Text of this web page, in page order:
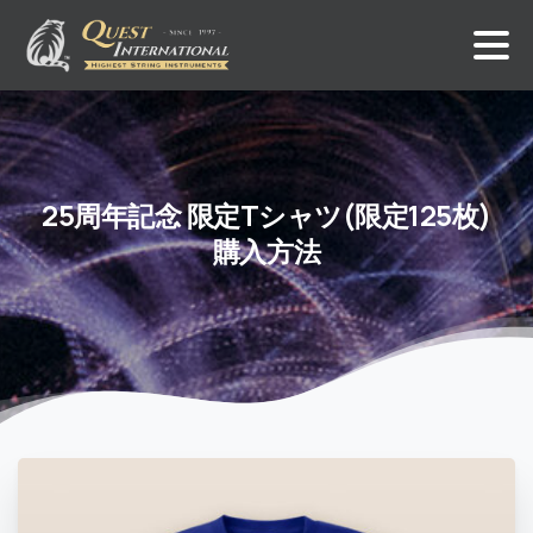
25周年記念限定Tシャツ(限定125枚)
購入方法